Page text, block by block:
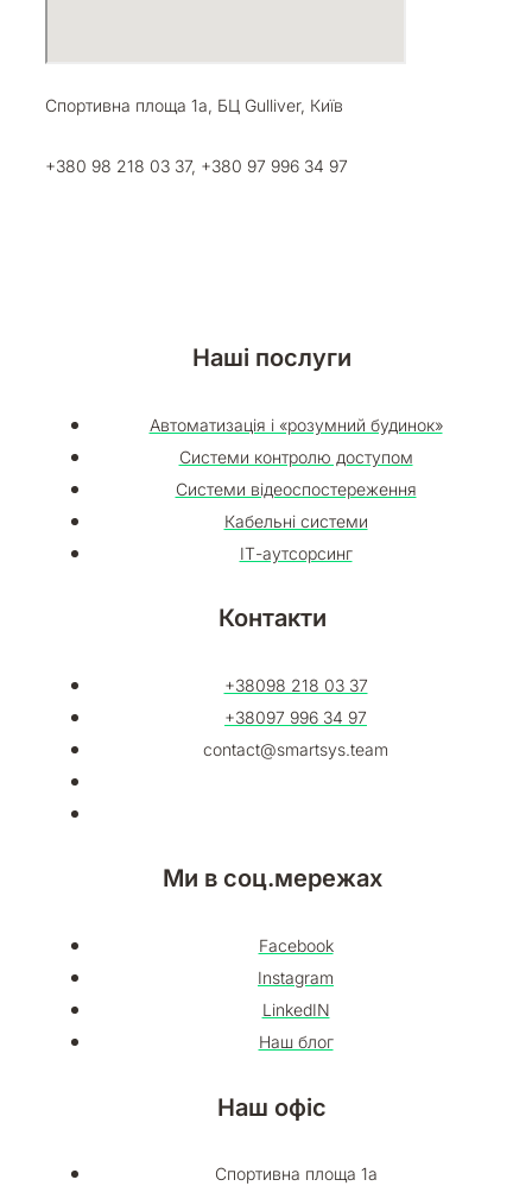
Спортивна площа 1a, БЦ Gulliver, Київ
+380 98 218 03 37, +380 97 996 34 97
Наші послуги
Автоматизація і «розумний будинок»
Системи контролю доступом
Системи відеоспостереження
Кабельні системи
ІТ-аутсорсинг
Контакти
+38098 218 03 37​
+38097 996 34 97
contact@smartsys.team
Ми в соц.мережах
Facebook
Instagram
LinkedIN
Наш блог
Наш офіс
Спортивна площа 1а